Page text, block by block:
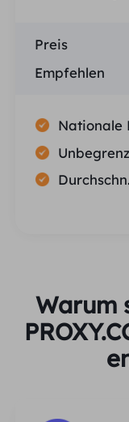
Preis
Empfehlen
Nationale
Durchschn.
Warum